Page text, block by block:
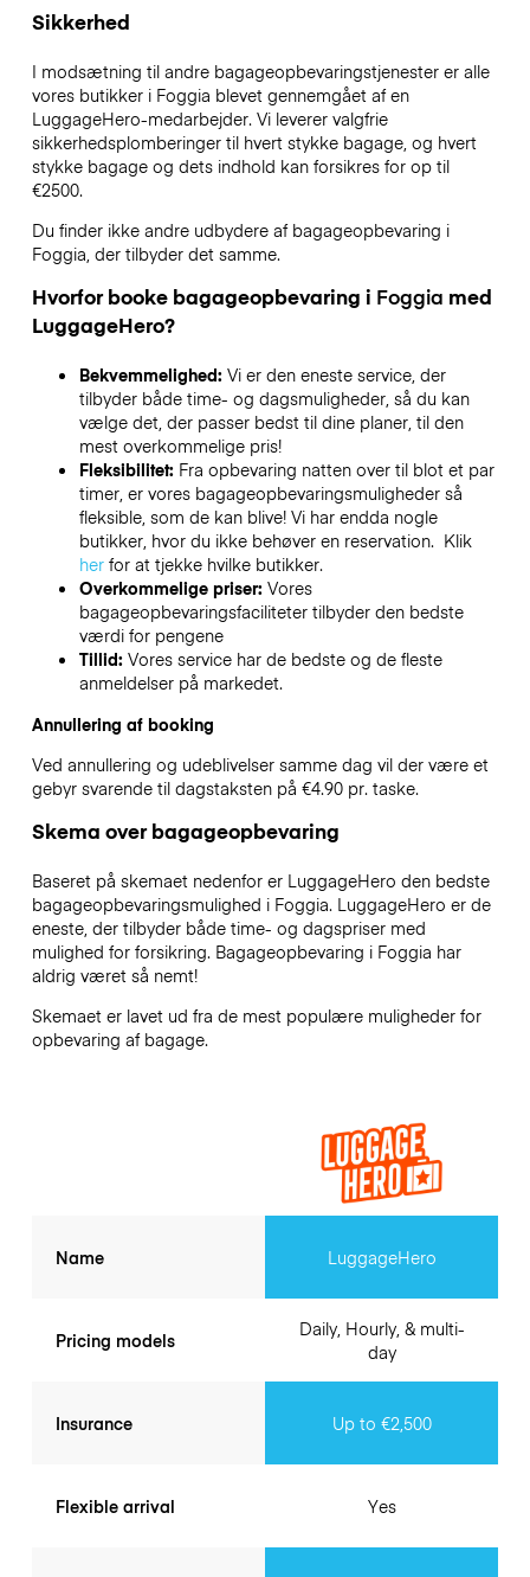
Sikkerhed
I modsætning til andre bagageopbevaringstjenesterer alle
vores butikker i Foggia blevet gennemgået af en
LuggageHero-medarbejder. Vi leverer valgfrie
sikkerhedsplomberinger til hvert stykke bagage, og hvert
stykke bagage og dets indhold kan forsikres for op til
€2500.
Du finder ikke andre udbydere af bagageopbevaring i
Foggia, der tilbyder det samme.
Hvorfor booke bagageopbevaring i Foggia med
LuggageHero?
Bekvemmelighed: Vi er den eneste service, der
tilbyder både time- og dagsmuligheder, så du kan
vælge det, der passer bedst til dine planer, til den
mest overkommelige pris!
Fleksibilitet: Fra opbevaring natten over til blot et par
timer, er vores bagageopbevaringsmuligheder så
fleksible, som de kan blive! Vi har endda nogle
butikker, hvor du ikke behøver en reservation. Klik
herfor at tjekke hvilke butikker.
Overkommelige priser: Vores
bagageopbevaringsfaciliteter tilbyder den bedste
værdi for pengene
Tillid: Vores service har de bedste og de fleste
anmeldelser på markedet.
Annullering af booking
Ved annullering og udeblivelser samme dag vil der være et
gebyr svarende til dagstaksten på €4.90 pr. taske.
Skema over bagageopbevaring
Baseret på skemaet nedenfor er LuggageHero den bedste
bagageopbevaringsmulighed i Foggia. LuggageHero er de
eneste, der tilbyder både time- og dagspriser med
mulighed for forsikring. Bagageopbevaring i Foggia har
aldrig været så nemt!
Skemaet er lavet ud fra de mest populære muligheder for
opbevaring af bagage.
Name
Pricing models
Insurance
Flexible arrival
LuggageHero
Daily, Hourly, & multi-
day
Up to €2,500
Yes